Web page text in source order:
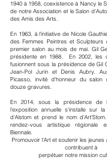
1940 à 1958, coexistence à Nancy le
de notre Association et le Salon
des Amis des Arts.
En 1963, à l'initiative de Nicole
des Femmes Peintres et
premier salon au mois de mai. Gil
présidente en 1988. En 2002, les
fusionnent sous la présidence de Gil
Jean-Pol Jurin et Denis Aubry.
Picasso, invité d'honneur du salon
douze gravures.
En 2014, sous la présidence de
l'exposition annuelle s'installe sur
d'Alstom et prend le nom
rendez-vous artistique régionale
Biennale.
Promouvoir l'Art et soutenir les jeunes
contribuent à
perpétuer notre mission